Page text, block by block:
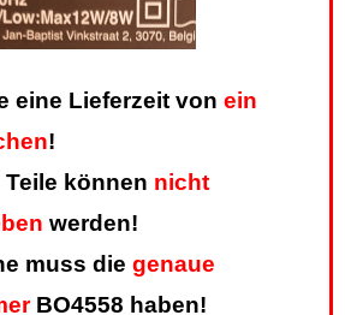
eine Lieferzeit von ein
!
können nicht
werden!
muss die genaue
BO4558 haben!